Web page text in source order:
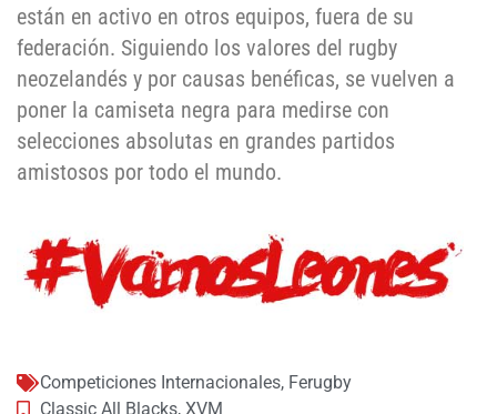
están en activo en otros equipos, fuera de su
federación. Siguiendo los valores del rugby
neozelandés y por causas benéficas, se vuelven a
poner la camiseta negra para medirse con
selecciones absolutas en grandes partidos
amistosos por todo el mundo.
Competiciones Internacionales, Ferugby
Classic All Blacks, XVM